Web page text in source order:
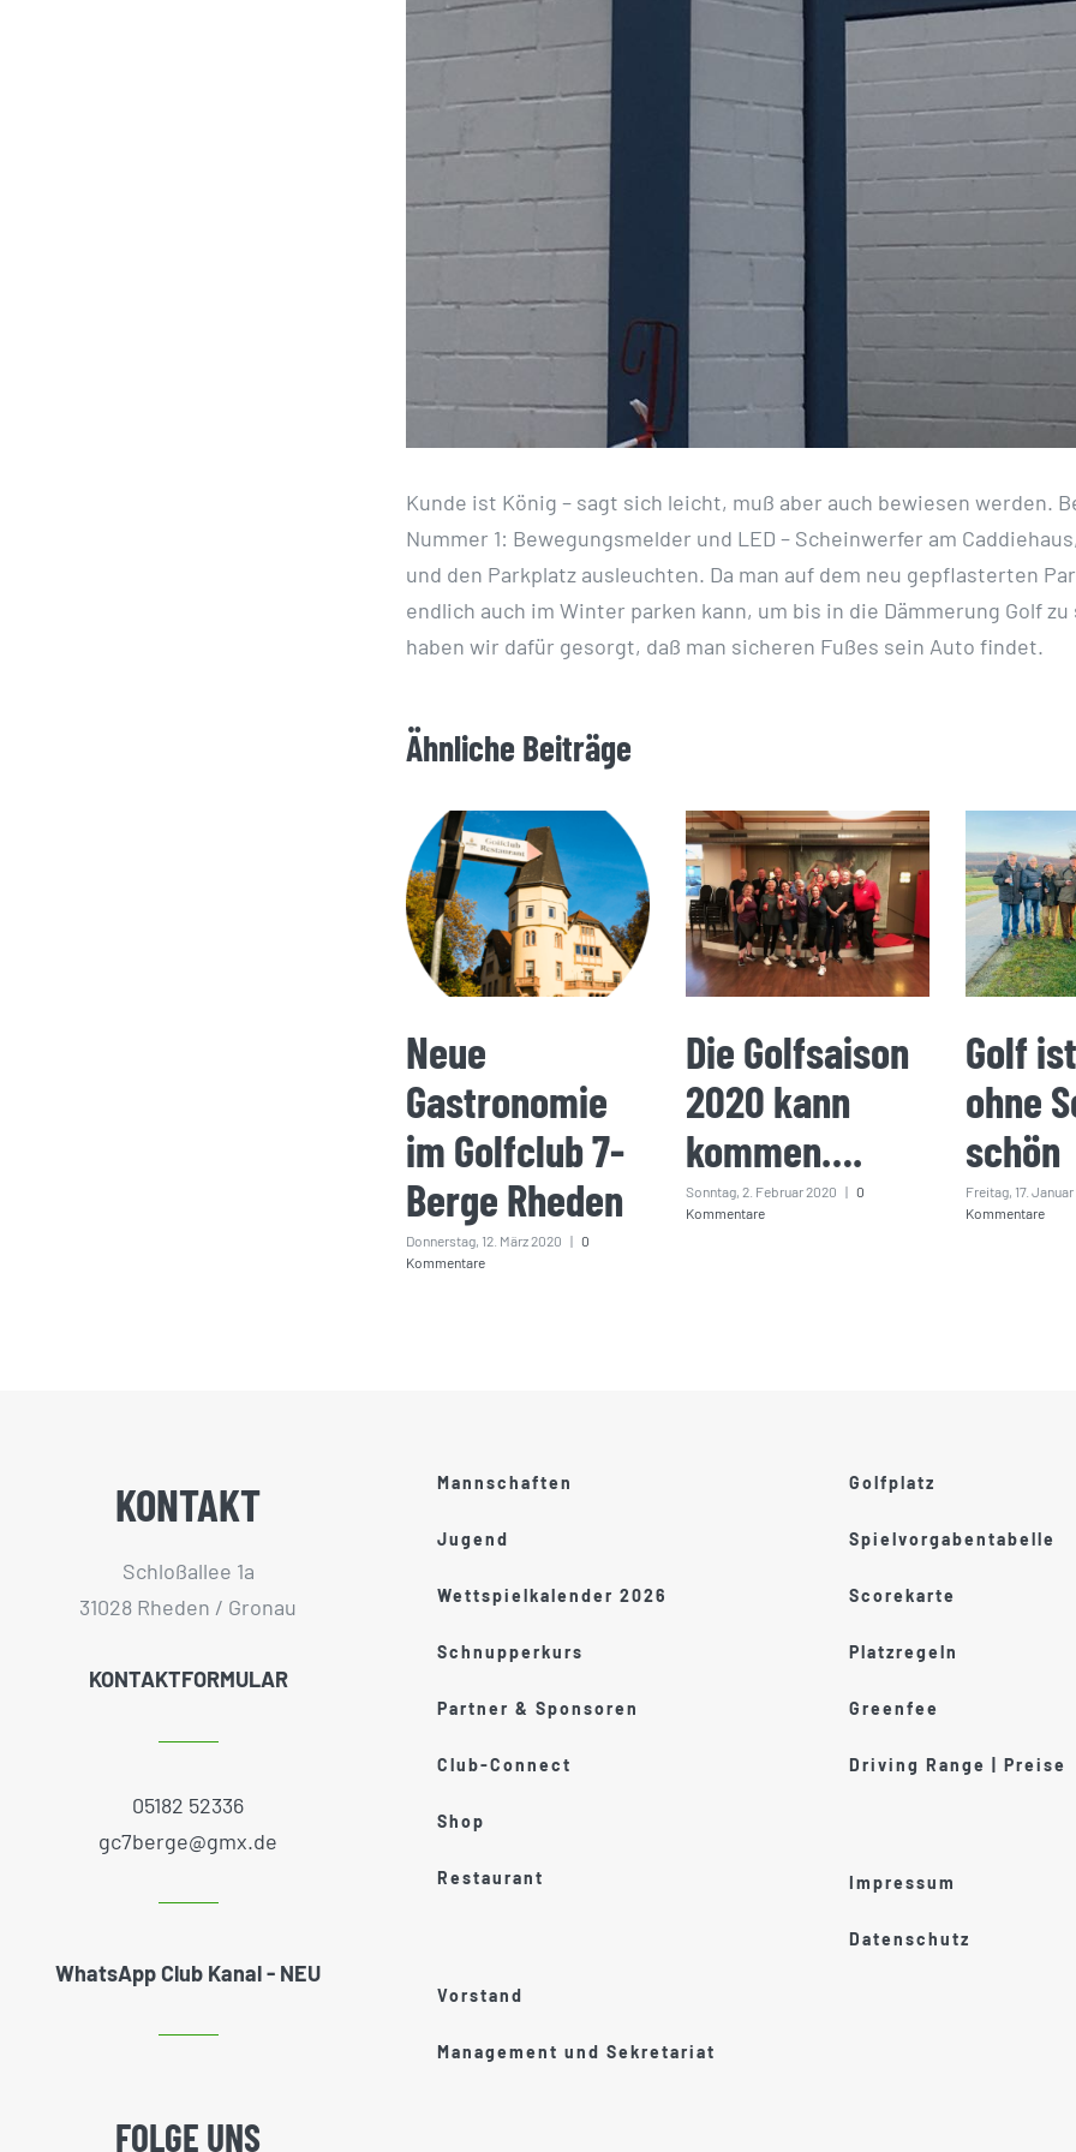
Kunde ist König – sagt sich leicht, muß aber auch bewiesen werden.
Nummer 1: Bewegungsmelder und LED – Scheinwerfer am
und den Parkplatz ausleuchten. Da man auf dem neu gepflasterten
endlich auch im Winter parken kann, um bis in die Dämmerung Golf zu
haben wir dafür gesorgt, daß man sicheren Fußes sein Auto findet.
Ähnliche Beiträge
Neue
Gastronomie
im Golfclub 7-
Berge Rheden
Donnerstag, 12. März 2020 | 0
Kommentare
Die Golfsaison
2020 kann
kommen….
Sonntag, 2. Februar 2020 | 0
Kommentare
Golf
ohne
schön
Freitag, 17.
Kommentare
KONTAKT
Schloßallee 1a
31028 Rheden / Gronau
KONTAKTFORMULAR
05182 52336
gc7berge@gmx.de
WhatsApp Club Kanal - NEU
FOLGE UNS
Mannschaften
Jugend
Wettspielkalender 2026
Schnupperkurs
Partner & Sponsoren
Club-Connect
Shop
Restaurant
Vorstand
Management und Sekretariat
Golfplatz
Spielvorgabentabelle
Scorekarte
Platzregeln
Greenfee
Driving Range | Preise
Impressum
Datenschutz